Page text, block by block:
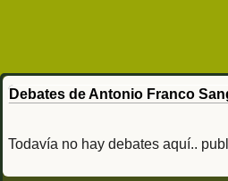
Debates de Antonio Franco
Todavía no hay debates aquí..